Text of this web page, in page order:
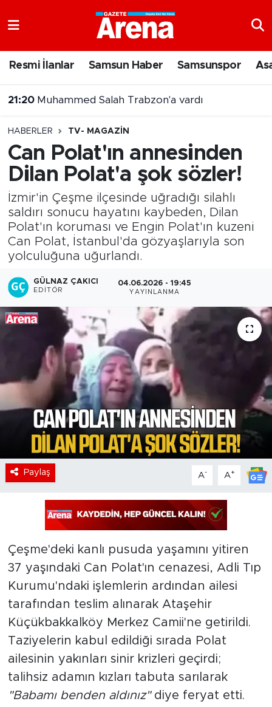
Resmi İlanlar Samsun Haber Samsunspor
21:20 Muhammed Salah Trabzon'a vardı
20:43 Şehit Yakınları ve Gazilere Yönelik Kanun Teklifi Komisyonda
HABERLER TV- MAGAZIN
Can Polat'ın annesinden
Dilan Polat'a şok sözler!
İzmir'in Çeşme ilçesinde uğradığı silahlı
saldırı sonucu hayatını kaybeden, Dilan
Polat'ın koruması ve Engin Polat'ın kuzeni
Can Polat, İstanbul'da gözyaşlarıyla son
yolculuğuna uğurlandı.
GÜLNAZ ÇAKICI
EDITÖR
04.06.2026 - 19:45
YAYINLANMA
Paylaş A- A+
Çeşme'deki kanlı pusuda yaşamını yitiren
37 yaşındaki Can Polat'ın cenazesi, Adli Tıp
Kurumu'ndaki işlemlerin ardından ailesi
tarafından teslim alınarak Ataşehir
Küçükbakkalköy Merkez Camii'ne getirildi.
Taziyelerin kabul edildiği sırada Polat
ailesinin yakınları sinir krizleri geçirdi;
talihsiz adamın kızları tabuta sarılarak
"Babamı benden aldınız"diye feryat etti.
Süper Lig Puan Durumu ve Fikstür
Tüm Manşetler
Son Dakika Haberleri
Haber Arşivi